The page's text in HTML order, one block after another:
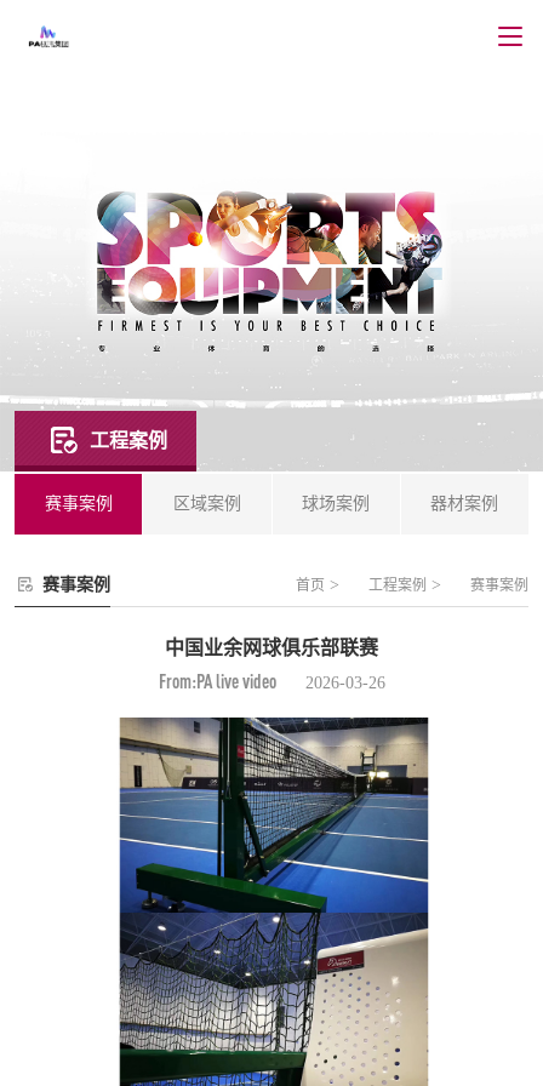
工程案例
赛事案例 区域案例 球场案例 器材案例
赛事案例 首页 > 工程案例 > 赛事案例
中国业余网球俱乐部联赛
From:PA live video 2026-03-26